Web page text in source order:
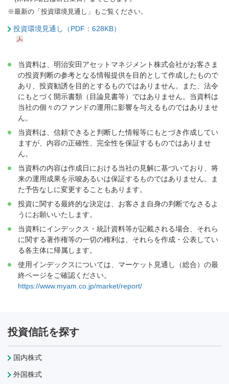
※最新の「投資環境見通し」もご覧ください。
投資環境見通し（PDF：628KB）
当資料は、明治安田アセットマネジメント株式会社がお客さま
の投資判断の参考となる情報提供を目的として作成したもので
あり、投資勧誘を目的とするものではありません。また、法令
にもとづく開示書類（目論見書等）ではありません。当資料は
当社の個々のファンドの運用に影響を与えるものではありませ
ん。
当資料は、信頼できると判断した情報等にもとづき作成してい
ますが、内容の正確性、完全性を保証するものではありませ
ん。
当資料の内容は作成日における当社の見解に基づいており、将
来の運用成果を示唆あるいは保証するものではありません。ま
た予告なしに変更することもあります。
投資に関する最終的な決定は、お客さま自身の判断でなさるよ
うにお願いいたします。
当資料にインデックス・統計資料等が記載される場合、それら
に関する著作権等の一切の権利は、それらを作成・公表してい
る各主体に帰属します。
使用インデックスについては、マーケット見通し（総合）の最
終ページをご確認ください。
https://www.myam.co.jp/market/report/
投資信託を探す
国内株式
外国株式